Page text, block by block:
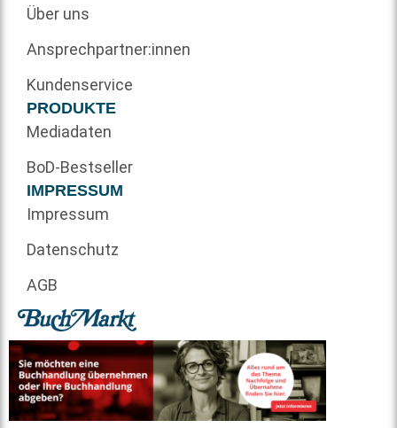
Über uns
Ansprechpartner:innen
Kundenservice
PRODUKTE
Mediadaten
BoD-Bestseller
IMPRESSUM
Impressum
Datenschutz
AGB